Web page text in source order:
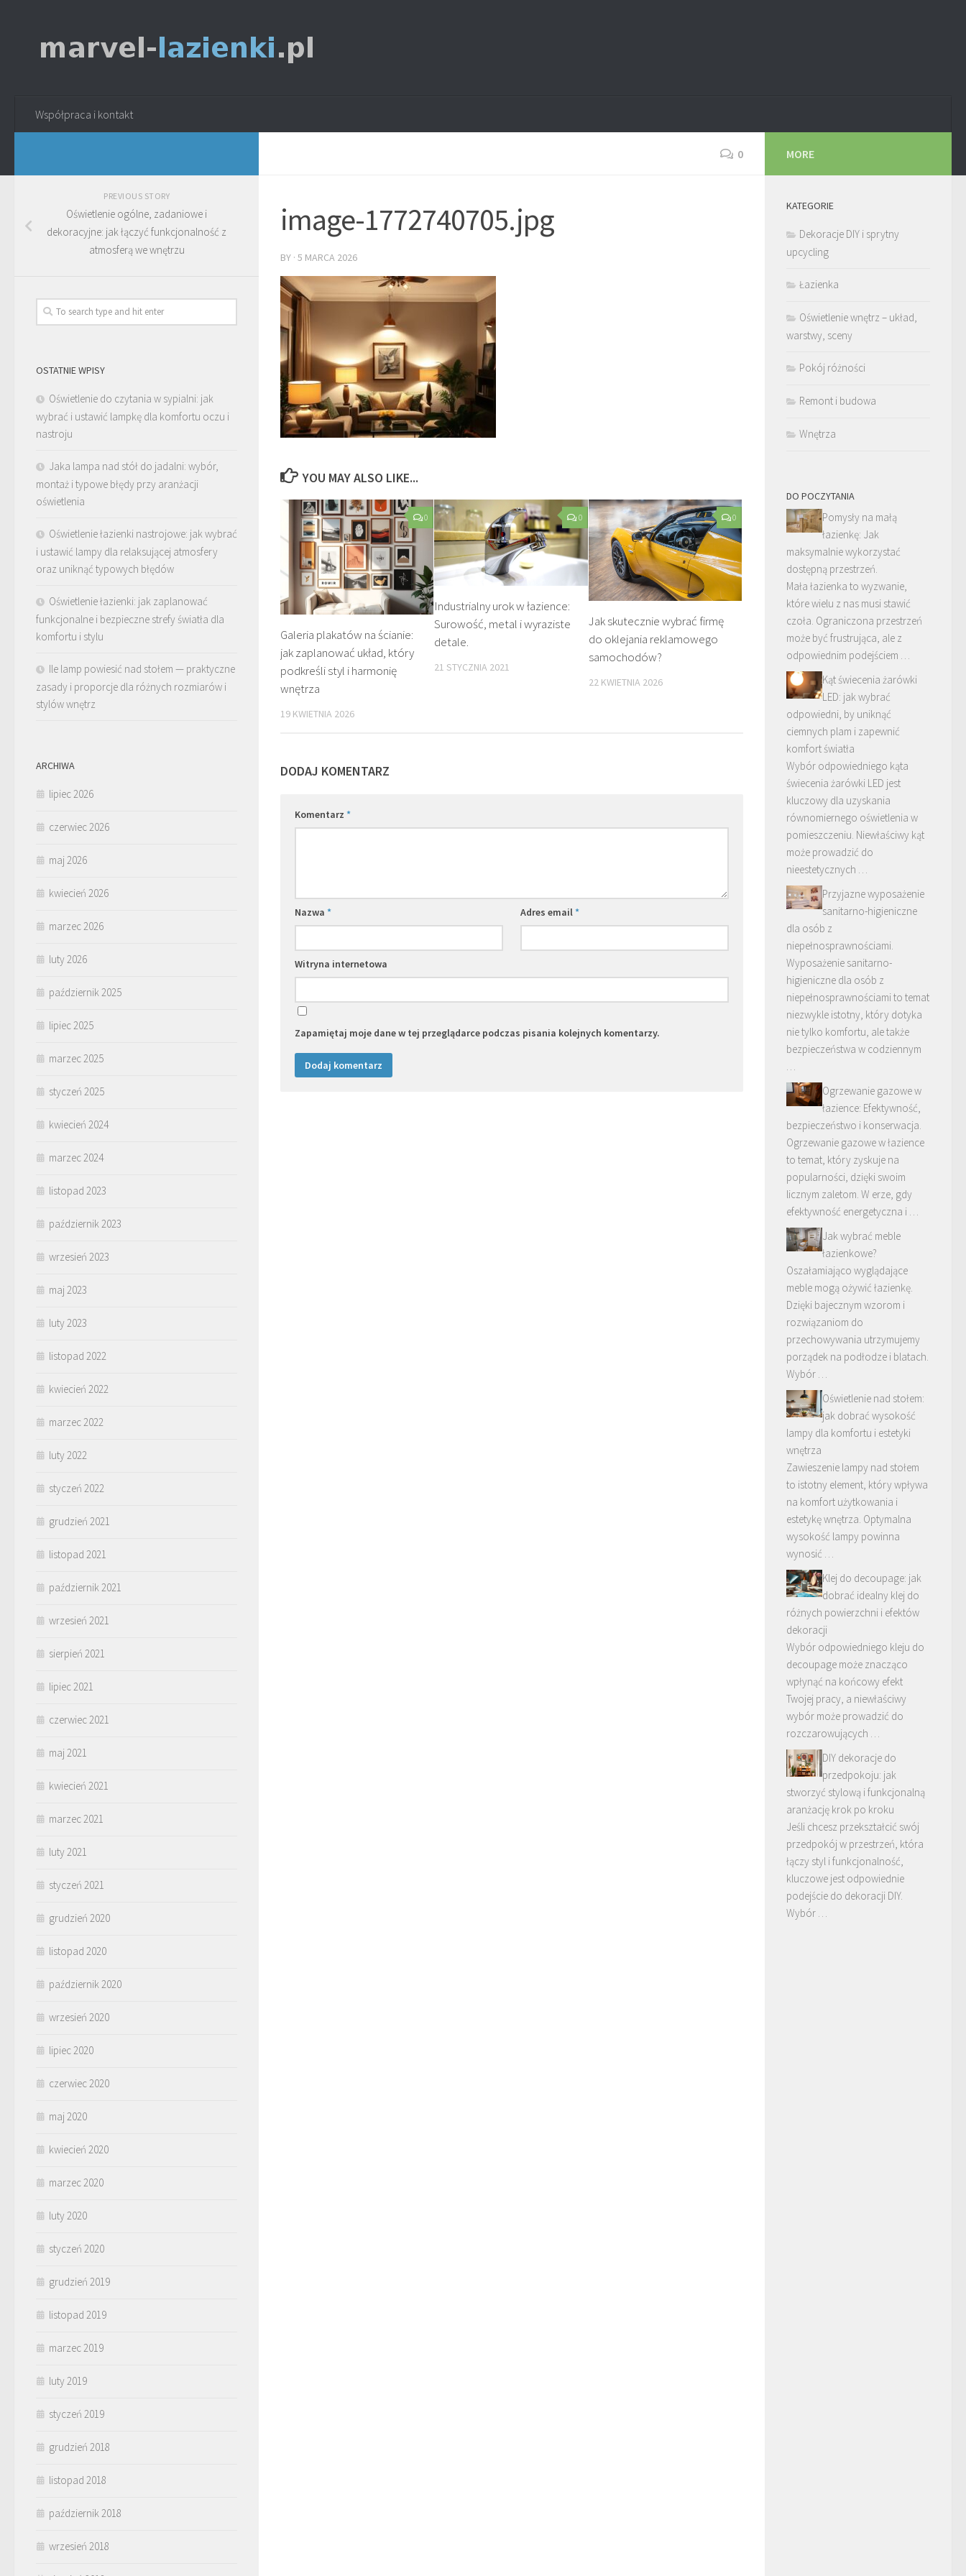
Współpraca i kontakt
0
image-1772740705.jpg
BY · 5 MARCA 2026
YOU MAY ALSO LIKE...
0
Galeria plakatów na ścianie:
jak zaplanować układ, który
podkreśli styl i harmonię
wnętrza
19 KWIETNIA 2026
0
Industrialny urok w łazience:
Surowość, metal i wyraziste
detale.
21 STYCZNIA 2021
0
Jak skutecznie wybrać firmę
do oklejania reklamowego
samochodów?
22 KWIETNIA 2026
DODAJ KOMENTARZ
Komentarz *
Nazwa * Adres email*
Witryna internetowa
Zapamiętaj moje dane w tej przeglądarce podczas pisania kolejnych komentarzy.
PREVIOUS STORY
Oświetlenie ogólne, zadaniowe i
dekoracyjne: jak łączyć funkcjonalność z
atmosferą we wnętrzu
OSTATNIE WPISY
Oświetlenie do czytania w sypialni: jak
wybrać i ustawić lampkę dla komfortu oczu i
nastroju
Jaka lampa nad stół do jadalni: wybór,
montaż i typowe błędy przy aranżacji
oświetlenia
Oświetlenie łazienki nastrojowe: jak wybrać
i ustawić lampy dla relaksującej atmosfery
oraz uniknąć typowych błędów
Oświetlenie łazienki: jak zaplanować
funkcjonalne i bezpieczne strefy światła dla
komfortu i stylu
Ile lamp powiesić nad stołem — praktyczne
zasady i proporcje dla różnych rozmiarów i
stylów wnętrz
ARCHIWA
lipiec 2026
czerwiec 2026
maj 2026
kwiecień 2026
marzec 2026
luty 2026
październik 2025
lipiec 2025
marzec 2025
styczeń 2025
kwiecień 2024
marzec 2024
listopad 2023
październik 2023
wrzesień 2023
maj 2023
luty 2023
listopad 2022
kwiecień 2022
marzec 2022
luty 2022
styczeń 2022
grudzień 2021
listopad 2021
październik 2021
wrzesień 2021
sierpień 2021
lipiec 2021
czerwiec 2021
maj 2021
kwiecień 2021
marzec 2021
luty 2021
styczeń 2021
grudzień 2020
listopad 2020
październik 2020
wrzesień 2020
lipiec 2020
czerwiec 2020
maj 2020
kwiecień 2020
marzec 2020
luty 2020
styczeń 2020
grudzień 2019
listopad 2019
marzec 2019
luty 2019
styczeń 2019
grudzień 2018
listopad 2018
październik 2018
wrzesień 2018
MORE
KATEGORIE
Dekoracje DIY i sprytny
upcycling
Łazienka
Oświetlenie wnętrz – układ,
warstwy, sceny
Pokój różności
Remont i budowa
Wnętrza
DO POCZYTANIA
Pomysły na małą
łazienkę: Jak
maksymalnie wykorzystać
dostępną przestrzeń.
Mała łazienka to wyzwanie,
które wielu z nas musi stawić
czoła. Ograniczona przestrzeń
może być frustrująca, ale z
odpowiednim podejściem …
Kąt świecenia żarówki
LED: jak wybrać
odpowiedni, by uniknąć
ciemnych plam i zapewnić
komfort światła
Wybór odpowiedniego kąta
świecenia żarówki LED jest
kluczowy dla uzyskania
równomiernego oświetlenia w
pomieszczeniu. Niewłaściwy kąt
może prowadzić do
nieestetycznych …
Przyjazne wyposażenie
sanitarno-higieniczne
dla osób z
niepełnosprawnościami.
Wyposażenie sanitarno-
higieniczne dla osób z
niepełnosprawnościami to temat
niezwykle istotny, który dotyka
nie tylko komfortu, ale także
bezpieczeństwa w codziennym
…
Ogrzewanie gazowe w
łazience: Efektywność,
bezpieczeństwo i konserwacja.
Ogrzewanie gazowe w łazience
to temat, który zyskuje na
popularności, dzięki swoim
licznym zaletom. W erze, gdy
efektywność energetyczna i …
Jak wybrać meble
łazienkowe?
Oszałamiająco wyglądające
meble mogą ożywić łazienkę.
Dzięki bajecznym wzorom i
rozwiązaniom do
przechowywania utrzymujemy
porządek na podłodze i blatach.
Wybór …
Oświetlenie nad stołem:
jak dobrać wysokość
lampy dla komfortu i estetyki
wnętrza
Zawieszenie lampy nad stołem
to istotny element, który wpływa
na komfort użytkowania i
estetykę wnętrza. Optymalna
wysokość lampy powinna
wynosić …
Klej do decoupage: jak
dobrać idealny klej do
różnych powierzchni i efektów
dekoracji
Wybór odpowiedniego kleju do
decoupage może znacząco
wpłynąć na końcowy efekt
Twojej pracy, a niewłaściwy
wybór może prowadzić do
rozczarowujących …
DIY dekoracje do
przedpokoju: jak
stworzyć stylową i funkcjonalną
aranżację krok po kroku
Jeśli chcesz przekształcić swój
przedpokój w przestrzeń, która
łączy styl i funkcjonalność,
kluczowe jest odpowiednie
podejście do dekoracji DIY.
Wybór …